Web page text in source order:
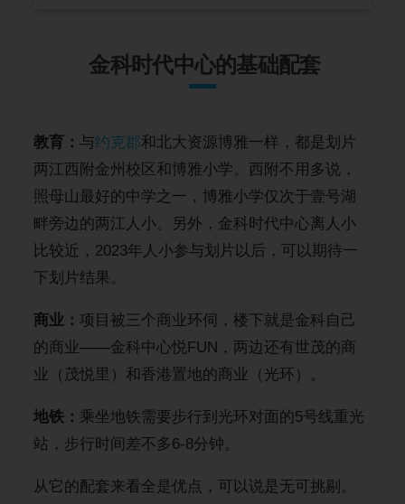
金科时代中心的基础配套
教育：与约克郡和北大资源博雅一样，都是划片
两江西附金州校区和博雅小学。西附不用多说，
照母山最好的中学之一，博雅小学仅次于壹号湖
畔旁边的两江人小。另外，金科时代中心离人小
比较近，2023年人小参与划片以后，可以期待一
下划片结果。
商业：项目被三个商业环伺，楼下就是金科自己
的商业——金科中心悦FUN，两边还有世茂的商
业（茂悦里）和香港置地的商业（光环）。
地铁： 乘坐地铁需要步行到光环对面的5号线重光
站，步行时间差不多6-8分钟。
从它的配套来看全是优点，可以说是无可挑剔。